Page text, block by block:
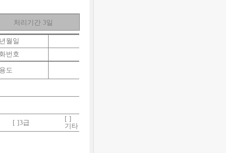
처리기간 3일
월일
번호
용도
[ ]3급
[ ]
기타